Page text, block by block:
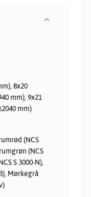
8x20
mm), 9x21
mm)
(NCS
(NCS
S 3000-N),
Mørkegrå